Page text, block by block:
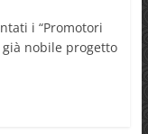
i “Promotori
nobile progetto